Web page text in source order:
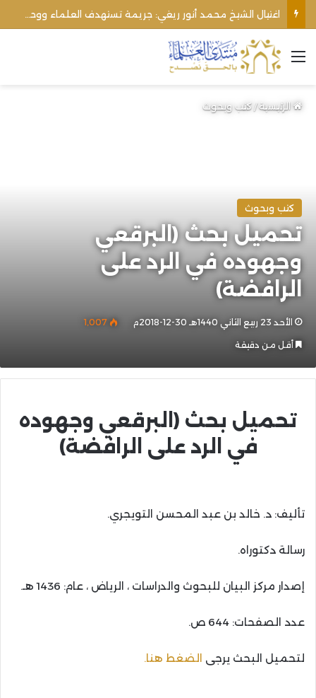
القائمة
الرئيسية/كتب وبحوث
كتب وبحوث
تحميل بحث (البرقعي
وجهوده في الرد على
الرافضة)
الأحد 23 ربيع الثاني 1440هـ 30-12-2018م 1٬007
أقل من دقيقة
تحميل بحث (البرقعي وجهوده
في الرد على الرافضة)
تأليف: د. خالد بن عبد المحسن التويجري.
رسالة دكتوراه.
إصدار مركز البيان للبحوث والدراسات ، الرياض ، عام: 1436 هـ.
عدد الصفحات: 644 ص.
لتحميل البحث يرجى الضغط هنا.